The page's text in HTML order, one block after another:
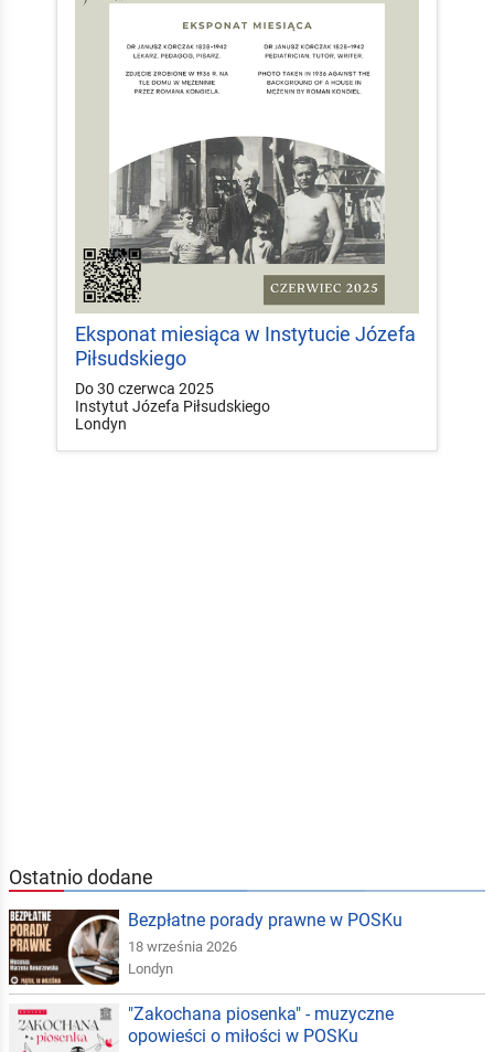
Eksponat miesiąca w Instytucie Józefa
Piłsudskiego
Do 30 czerwca 2025
Instytut Józefa Piłsudskiego
Londyn
Ostatnio dodane
Bezpłatne porady prawne w POSKu
18 września 2026
Londyn
"Zakochana piosenka" - muzyczne
opowieści o miłości w POSKu